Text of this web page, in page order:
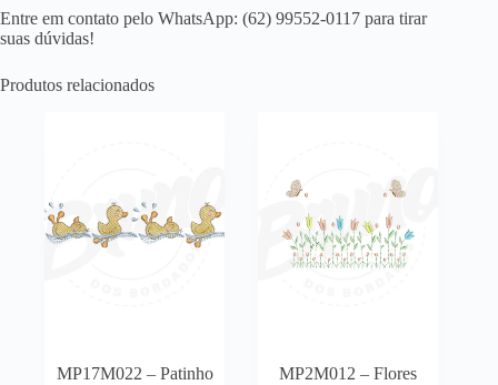
Entre em contato pelo WhatsApp: (62) 99552-0117 para tirar
suas dúvidas!
Produtos relacionados
MP17M022 – Patinho
MP2M012 – Flores